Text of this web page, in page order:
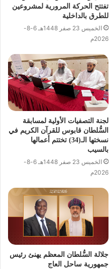
تفتتح الحركة المرورية لمشروعين
للطرق بالداخلية
الخميس 23 صفر 1448هـ 6-8-
2026م
لجنة التصفيات الأولية لمسابقة
السُّلطان قابوس للقرآن الكريم في
نسختها الـ(34) تختتم أعمالها
بالسيب
الخميس 23 صفر 1448هـ 6-8-
2026م
جلالة السُّلطان المعظم يهنئ رئيس
جمهورية ساحل العاج